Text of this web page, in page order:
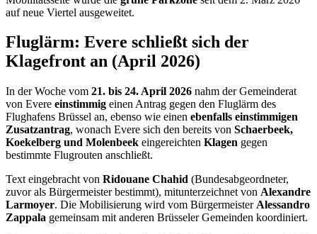
auf neue Viertel ausgeweitet.
Fluglärm: Evere schließt sich der
Klagefront an (April 2026)
In der Woche vom 21. bis 24. April 2026 nahm der Gemeinderat
von Evere einstimmig einen Antrag gegen den Fluglärm des
Flughafens Brüssel an, ebenso wie einen ebenfalls einstimmigen
Zusatzantrag, wonach Evere sich den bereits von Schaerbeek,
Koekelberg und Molenbeek eingereichten Klagen gegen
bestimmte Flugrouten anschließt.
Text eingebracht von Ridouane Chahid (Bundesabgeordneter,
zuvor als Bürgermeister bestimmt), mitunterzeichnet von Alexandre
Larmoyer. Die Mobilisierung wird vom Bürgermeister Alessandro
Zappala gemeinsam mit anderen Brüsseler Gemeinden koordiniert.